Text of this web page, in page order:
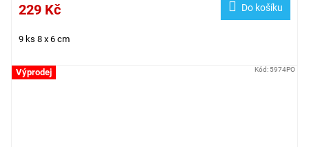
229 Kč Do košíku
9 ks 8 x 6 cm
Výprodej Kód: 5974PO